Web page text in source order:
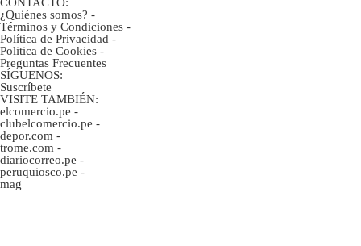
¿Quiénes somos? -
Términos y Condiciones -
Política de Privacidad -
Politica de Cookies -
Preguntas Frecuentes
SÍGUENOS:
Suscríbete
VISITE TAMBIÉN:
elcomercio.pe -
clubelcomercio.pe -
depor.com -
trome.com -
diariocorreo.pe -
peruquiosco.pe -
mag